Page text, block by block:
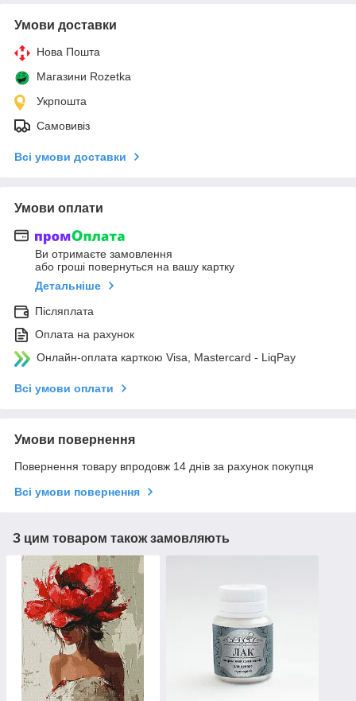
Умови доставки
Нова Пошта
Магазини Rozetka
Укрпошта
Самовивіз
Всі умови доставки
Умови оплати
Ви отримаєте замовлення
або гроші повернуться на вашу картку
Детальніше
Післяплата
Оплата на рахунок
Онлайн-оплата карткою Visa, Mastercard - LiqPay
Всі умови оплати
Умови повернення
Повернення товару впродовж 14 днів за рахунок покупця
Всі умови повернення
З цим товаром також замовляють